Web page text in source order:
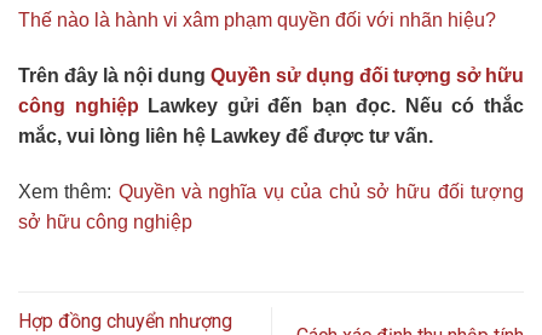
Thế nào là hành vi xâm phạm quyền đối với nhãn hiệu?
Trên đây là nội dung Quyền sử dụng đối tượng sở hữu
công nghiệp Lawkey gửi đến bạn đọc. Nếu có thắc
mắc, vui lòng liên hệ Lawkey để được tư vấn.
Xem thêm: Quyền và nghĩa vụ của chủ sở hữu đối tượng
sở hữu công nghiệp
Hợp đồng chuyển nhượng